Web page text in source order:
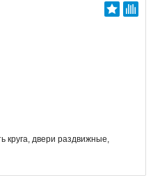
круга, двери раздвижные,